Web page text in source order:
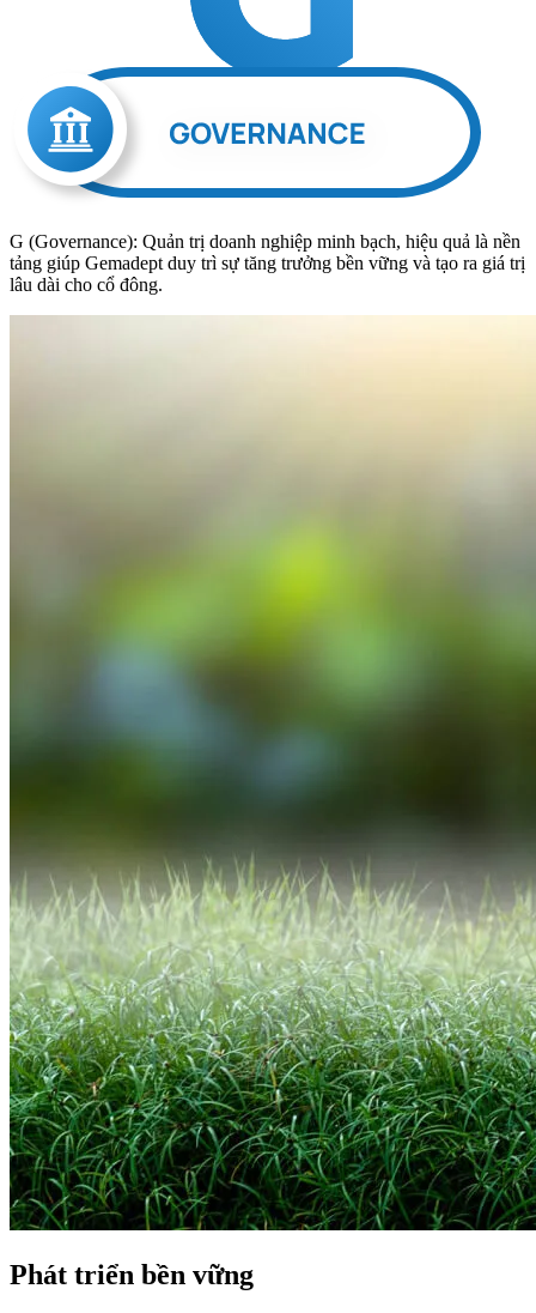
G (Governance): Quản trị doanh nghiệp minh bạch, hiệu quả là nền
tảng giúp Gemadept duy trì sự tăng trưởng bền vững và tạo ra giá trị
lâu dài cho cổ đông.
Phát triển bền vững